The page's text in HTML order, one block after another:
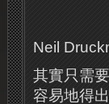
Neil
其實只需
容易地得